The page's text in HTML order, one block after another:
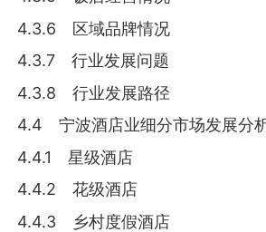
4.3.6 区域品牌情况
4.3.7 行业发展问题
4.3.8 行业发展路径
4.4 宁波酒店业细分市场发展分
4.4.1 星级酒店
4.4.2 花级酒店
4.4.3 乡村度假酒店